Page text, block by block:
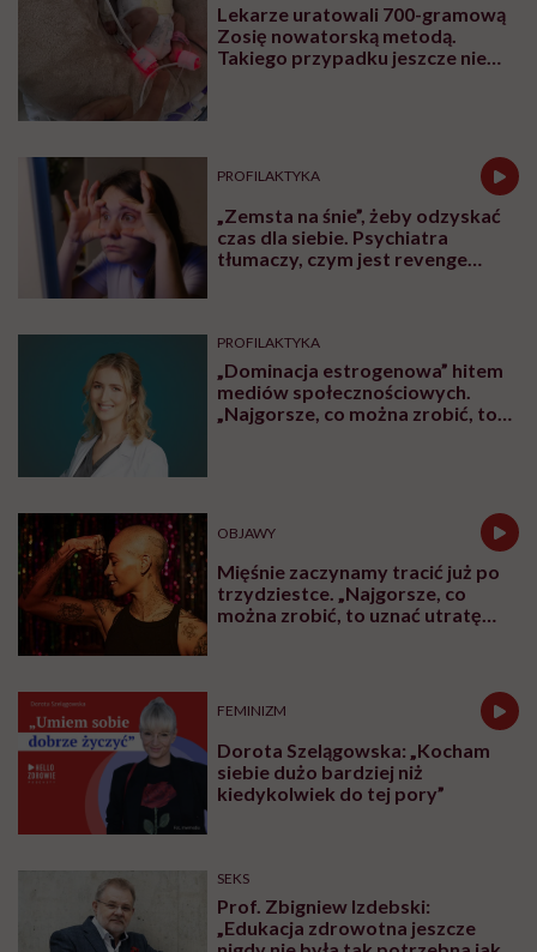
Lekarze uratowali 700-gramową
Zosię nowatorską metodą.
Takiego przypadku jeszcze nie
PROFILAKTYKA
„Zemsta na śnie”, żeby odzyskać
czas dla siebie. Psychiatra
tłumaczy, czym jest revenge
PROFILAKTYKA
„Dominacja estrogenowa” hitem
mediów społecznościowych.
„Najgorsze, co można zrobić, to
OBJAWY
Mięśnie zaczynamy tracić już po
trzydziestce. „Najgorsze, co
można zrobić, to uznać utratę
FEMINIZM
Dorota Szelągowska: „Kocham
siebie dużo bardziej niż
kiedykolwiek do tej pory”
SEKS
Prof. Zbigniew Izdebski:
„Edukacja zdrowotna jeszcze